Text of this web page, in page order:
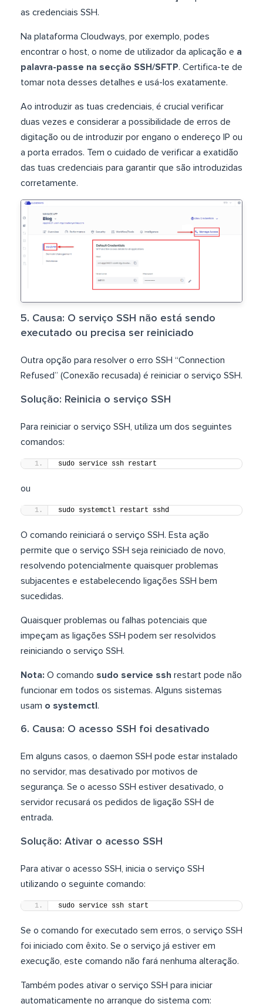
as credenciais SSH.
Na plataforma Cloudways, por exemplo, podes
encontrar o host, o nome de utilizador da aplicação e a
palavra-passe na secção SSH/SFTP. Certifica-te de
tomar nota desses detalhes e usá-los exatamente.
Ao introduzir as tuas credenciais, é crucial verificar
duas vezes e considerar a possibilidade de erros de
digitação ou de introduzir por engano o endereço IP ou
a porta errados. Tem o cuidado de verificar a exatidão
das tuas credenciais para garantir que são introduzidas
corretamente.
5. Causa: O serviço SSH não está sendo
executado ou precisa ser reiniciado
Outra opção para resolver o erro SSH “Connection
Refused” (Conexão recusada) é reiniciar o serviço SSH.
Solução: Reinicia o serviço SSH
Para reiniciar o serviço SSH, utiliza um dos seguintes
comandos:
sudo service ssh restart
ou
sudo systemctl restart sshd
O comando reiniciará o serviço SSH. Esta ação
permite que o serviço SSH seja reiniciado de novo,
resolvendo potencialmente quaisquer problemas
subjacentes e estabelecendo ligações SSH bem
sucedidas.
Quaisquer problemas ou falhas potenciais que
impeçam as ligações SSH podem ser resolvidos
reiniciando o serviço SSH.
Nota: O comando sudo service ssh restart pode não
funcionar em todos os sistemas. Alguns sistemas
usam o systemctl .
6. Causa: O acesso SSH foi desativado
Em alguns casos, o daemon SSH pode estar instalado
no servidor, mas desativado por motivos de
segurança. Se o acesso SSH estiver desativado, o
servidor recusará os pedidos de ligação SSH de
entrada.
Solução: Ativar o acesso SSH
Para ativar o acesso SSH, inicia o serviço SSH
utilizando o seguinte comando:
sudo service ssh start
Se o comando for executado sem erros, o serviço SSH
foi iniciado com êxito. Se o serviço já estiver em
execução, este comando não fará nenhuma alteração.
Também podes ativar o serviço SSH para iniciar
automaticamente no arranque do sistema com: